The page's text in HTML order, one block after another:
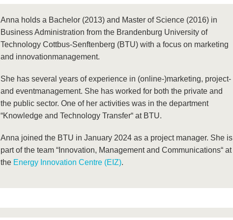
Anna holds a Bachelor (2013) and Master of Science (2016) in
Business Administration from the Brandenburg University of
Technology Cottbus-Senftenberg (BTU) with a focus on marketing
and innovationmanagement.
She has several years of experience in (online-)marketing, project-
and eventmanagement. She has worked for both the private and
the public sector. One of her activities was in the department
“Knowledge and Technology Transfer“ at BTU.
Anna joined the BTU in January 2024 as a project manager. She is
part of the team “Innovation, Management and Communications“ at
the Energy Innovation Centre (EIZ).